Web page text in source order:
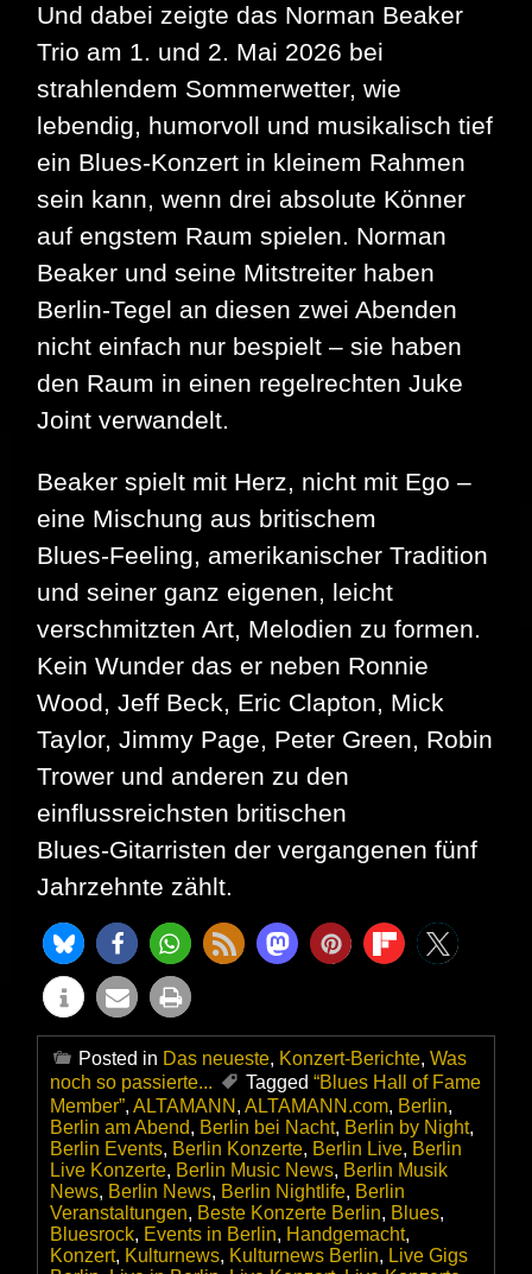
Und dabei zeigte das Norman Beaker
Trio am 1. und 2. Mai 2026 bei
strahlendem Sommerwetter, wie
lebendig, humorvoll und musikalisch tief
ein Blues‑Konzert in kleinem Rahmen
sein kann, wenn drei absolute Könner
auf engstem Raum spielen. Norman
Beaker und seine Mitstreiter haben
Berlin‑Tegel an diesen zwei Abenden
nicht einfach nur bespielt – sie haben
den Raum in einen regelrechten Juke
Joint verwandelt.
Beaker spielt mit Herz, nicht mit Ego –
eine Mischung aus britischem
Blues‑Feeling, amerikanischer Tradition
und seiner ganz eigenen, leicht
verschmitzten Art, Melodien zu formen.
Kein Wunder das er neben Ronnie
Wood, Jeff Beck, Eric Clapton, Mick
Taylor, Jimmy Page, Peter Green, Robin
Trower und anderen zu den
einflussreichsten britischen
Blues‑Gitarristen der vergangenen fünf
Jahrzehnte zählt.
Posted in Das neueste, Konzert-Berichte, Was
noch so passierte...
Tagged “Blues Hall of Fame
Member”, ALTAMANN , ALTAMANN.com, Berlin,
Berlin am Abend, Berlin bei Nacht, Berlin by Night,
Berlin Events, Berlin Konzerte, Berlin Live, Berlin
Live Konzerte, Berlin Music News, Berlin Musik
News, Berlin News, Berlin Nightlife, Berlin
Veranstaltungen, Beste Konzerte Berlin, Blues,
Bluesrock, Events in Berlin, Handgemacht,
Konzert, Kulturnews, Kulturnews Berlin, Live Gigs